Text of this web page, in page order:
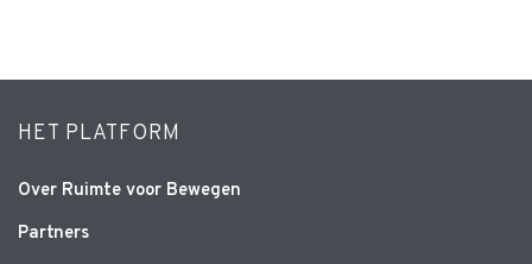
HET PLATFORM
Over Ruimte voor Bewegen
Partners